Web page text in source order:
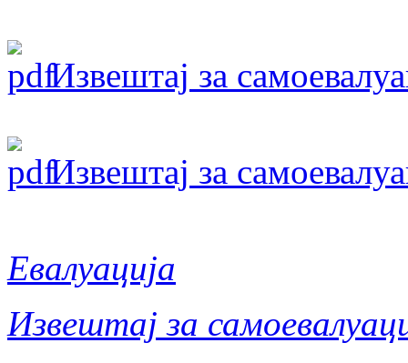
Извештај за
Извештај за
Евалуација
Извештај за